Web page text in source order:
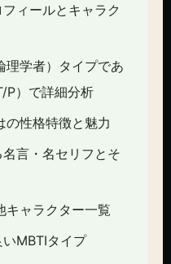
ィールとキャラク
理学者）タイプであ
P）で詳細分析
の性格特徴と魅力
言・名セリフとそ
キャラクター一覧
MBTIタイプ